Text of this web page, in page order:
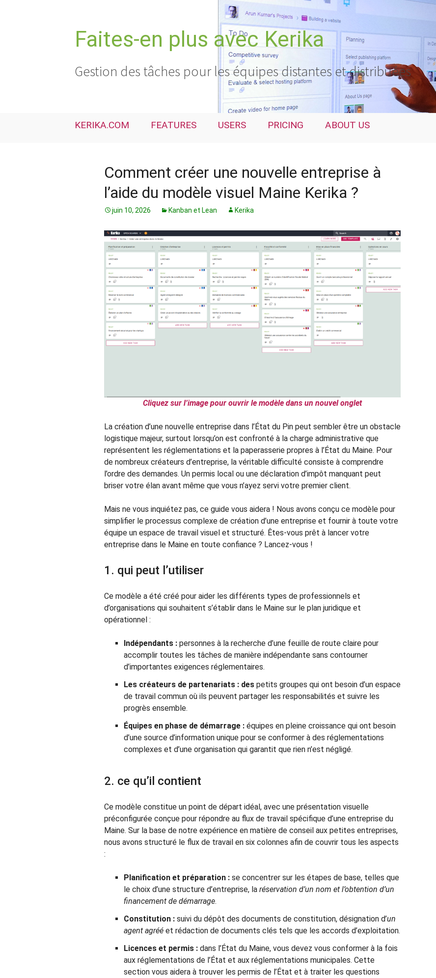
Faites-en plus avec Kerika
Gestion des tâches pour les équipes distantes et distribuées
KERIKA.COM FEATURES USERS PRICING ABOUT US
Comment créer une nouvelle entreprise à
l’aide du modèle visuel Maine Kerika ?
juin 10, 2026 Kanban et Lean Kerika
Cliquez sur l’image pour ouvrir le modèle dans un nouvel onglet
La création d’une nouvelle entreprise dans l’État du Pin peut sembler être un obstacle
logistique majeur, surtout lorsqu’on est confronté à la charge administrative que
représentent les réglementations et la paperasserie propres à l’État du Maine. Pour
de nombreux créateurs d’entreprise, la véritable difficulté consiste à comprendre
l’ordre des demandes. Un permis local ou une déclaration d’impôt manquant peut
briser votre élan avant même que vous n’ayez servi votre premier client.
Mais ne vous inquiétez pas, ce guide vous aidera ! Nous avons conçu ce modèle pour
simplifier le processus complexe de création d’une entreprise et fournir à toute votre
équipe un espace de travail visuel et structuré. Êtes-vous prêt à lancer votre
entreprise dans le Maine en toute confiance ? Lancez-vous !
1. qui peut l’utiliser
Ce modèle a été créé pour aider les différents types de professionnels et
d’organisations qui souhaitent s’établir dans le Maine sur le plan juridique et
opérationnel :
Indépendants : personnes à la recherche d’une feuille de route claire pour
accomplir toutes les tâches de manière indépendante sans contourner
d’importantes exigences réglementaires.
Les créateurs de partenariats : des petits groupes qui ont besoin d’un espace
de travail commun où ils peuvent partager les responsabilités et suivre les
progrès ensemble.
Équipes en phase de démarrage : équipes en pleine croissance qui ont besoin
d’une source d’information unique pour se conformer à des réglementations
complexes et d’une organisation qui garantit que rien n’est négligé.
2. ce qu’il contient
Ce modèle constitue un point de départ idéal, avec une présentation visuelle
préconfigurée conçue pour répondre au flux de travail spécifique d’une entreprise du
Maine. Sur la base de notre expérience en matière de conseil aux petites entreprises,
nous avons structuré le flux de travail en six colonnes afin de couvrir tous les aspects
:
Planification et préparation : se concentrer sur les étapes de base, telles que
le choix d’une structure d’entreprise, la réservation d’un nom et l’obtention d’un
financement de démarrage.
Constitution : suivi du dépôt des documents de constitution, désignation d’un
agent agréé et rédaction de documents clés tels que les accords d’exploitation.
Licences et permis : dans l’État du Maine, vous devez vous conformer à la fois
aux réglementations de l’État et aux réglementations municipales. Cette
section vous aidera à trouver les permis de l’État et à traiter les questions